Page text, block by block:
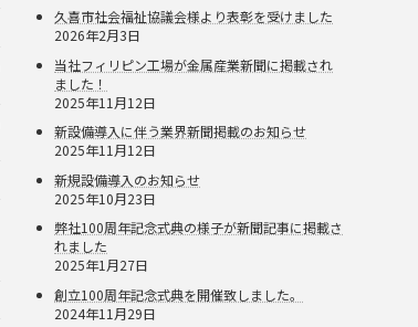
久喜市社会福祉協議会様より表彰を受けました
2026年2月3日
当社フィリピン工場が金属産業新聞に掲載され
ました！
2025年11月12日
新設備導入に伴う業界新聞掲載のお知らせ
2025年11月12日
新規設備導入のお知らせ
2025年10月23日
弊社100周年記念式典の様子が新聞記事に掲載さ
れました
2025年1月27日
創立100周年記念式典を開催致しました。
2024年11月29日